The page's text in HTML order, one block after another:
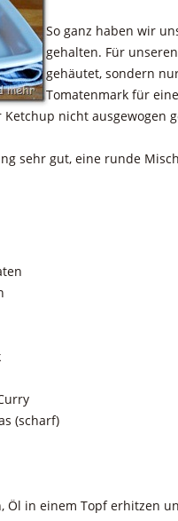
So ganz haben wir
gehalten. Für
gehäutet, sondern
Tomatenmark für
Ketchup nicht ausgewogen
sehr gut, eine runde
(scharf)
Öl in einem Topf erhitzen